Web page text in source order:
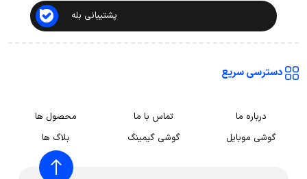
پشتیبانی بله
دسترسی سریع
درباره ما تماس با ما
محصول ها
گوشی موبایل
گوشی گیمینگ بلاگ ها